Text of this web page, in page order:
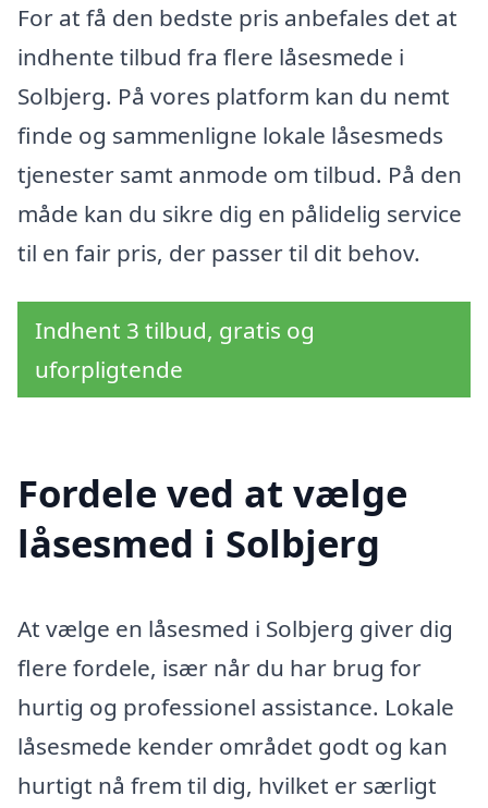
For at få den bedste pris anbefales det at
indhente tilbud fra flere låsesmede i
Solbjerg. På vores platform kan du nemt
finde og sammenligne lokale låsesmeds
tjenester samt anmode om tilbud. På den
måde kan du sikre dig en pålidelig service
til en fair pris, der passer til dit behov.
Indhent 3 tilbud, gratis og
uforpligtende
Fordele ved at vælge
låsesmed i Solbjerg
At vælge en låsesmed i Solbjerg giver dig
flere fordele, især når du har brug for
hurtig og professionel assistance. Lokale
låsesmede kender området godt og kan
hurtigt nå frem til dig, hvilket er særligt